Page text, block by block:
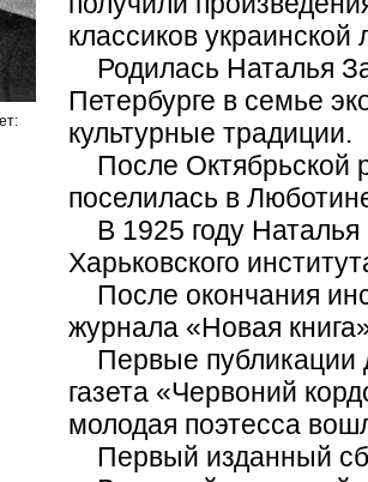
классиков
Родилась Наталья
Петербурге в семье
культурные традиции.
После Октябрьской
поселилась в
В 1925 году Наталья
Харьковского
После окончания
журнала «Новая
Первые публикации
газета «Червоний
молодая поэтесса
Первый изданный